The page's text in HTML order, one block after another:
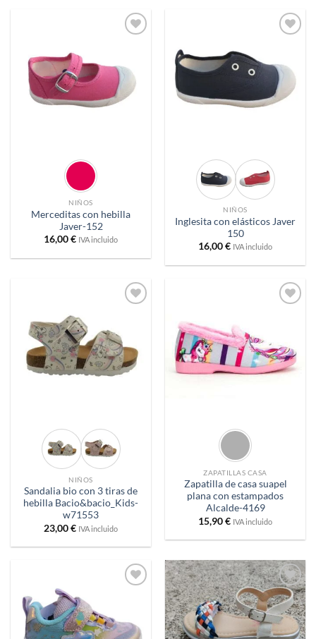
deseos
NIÑOS
Merceditas con hebilla
Javer-152
16,00€ IVA incluido
deseos
NIÑOS
Inglesita con elásticos Javer
150
16,00€ IVA incluido
deseos
NIÑOS
Sandalia bio con 3 tiras de
hebilla Bacio&bacio_Kids-
w71553
23,00€ IVA incluido
ZAPATILLAS CASA
Zapatilla de casa suapel
plana con estampados
Alcalde-4169
15,90€ IVA incluido
Añadir
a
deseos